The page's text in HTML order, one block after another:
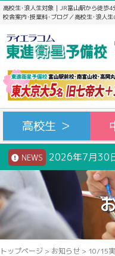
高校生･浪人生対象｜JR富山駅から徒歩
校舎案内･授業料･ブログ／高校生･浪人
高校生 ＞
NEWS 2026年7月30
トップページ > お知らせ > 10/15